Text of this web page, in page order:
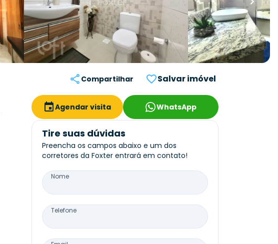
Compartilhar Salvar imóvel
Agendar visita WhatsApp
Tire suas dúvidas
Preencha os campos abaixo e um dos
corretores da Foxter entrará em contato!
Nome
Telefone